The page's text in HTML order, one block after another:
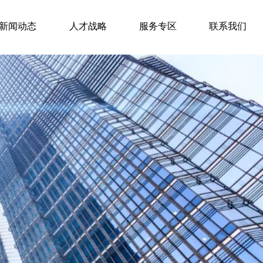
闻动态 人才战略 服务专区 联系我们